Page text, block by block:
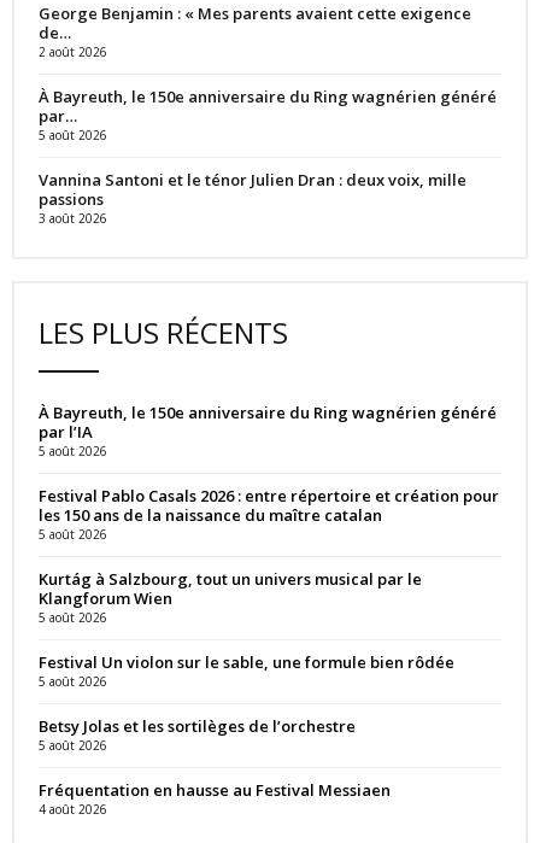
George Benjamin : « Mes parents avaient cette exigence
de…
2 août 2026
À Bayreuth, le 150e anniversaire du Ring wagnérien généré
par…
5 août 2026
Vannina Santoni et le ténor Julien Dran : deux voix, mille
passions
3 août 2026
LES PLUS RÉCENTS
À Bayreuth, le 150e anniversaire du Ring wagnérien généré
par l’IA
5 août 2026
Festival Pablo Casals 2026 : entre répertoire et création pour
les 150 ans de la naissance du maître catalan
5 août 2026
Kurtág à Salzbourg, tout un univers musical par le
Klangforum Wien
5 août 2026
Festival Un violon sur le sable, une formule bien rôdée
5 août 2026
Betsy Jolas et les sortilèges de l’orchestre
5 août 2026
Fréquentation en hausse au Festival Messiaen
4 août 2026